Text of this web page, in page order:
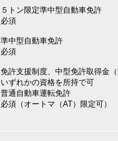
５トン限定準中型自動車免許
必須
準中型自動車免許
必須
免許支援制度、中型免許取得金（
いずれかの資格を所持で可
普通自動車運転免許
必須（オートマ（AT）限定可）